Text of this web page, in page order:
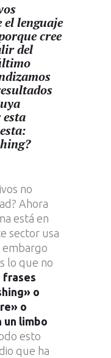
el lenguaje
cree
del
no
Ahora
está en
sector usa
embargo
lo que no
frases
o
o
un limbo
esto
que ha